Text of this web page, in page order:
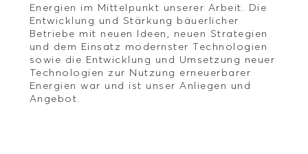
Energien im Mittelpunkt unserer Arbeit. Die
Entwicklung und Stärkung bäuerlicher
Betriebe mit neuen Ideen, neuen Strategien
und dem Einsatz modernster Technologien
sowie die Entwicklung und Umsetzung neuer
Technologien zur Nutzung erneuerbarer
Energien war und ist unser Anliegen und
Angebot.